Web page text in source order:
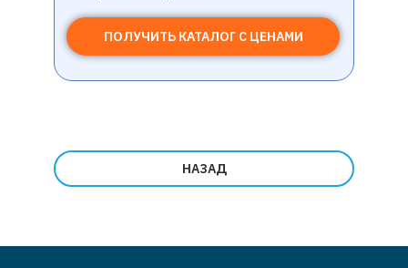
НАЗАД
ПОЛУЧИТЬ КАТАЛОГ С ЦЕНАМИ